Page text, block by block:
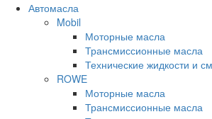
Автомасла
Mobil
Моторные масла
Трансмиссионные масла
Технические жидкости и
ROWE
Моторные масла
Трансмиссионные масла